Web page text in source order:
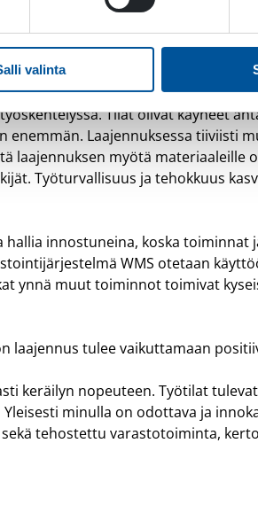
valinta
Tilat olivat käyneet
enemmän. Laajennuksessa tiiviisti
laajennuksen myötä materiaaleille
Työturvallisuus ja tehokkuus
innostuneina, koska toiminnat
WMS otetaan
ynnä muut toiminnot toimivat
laajennus tulee vaikuttamaan
keräilyn nopeuteen. Työtilat
minulla on odottava ja
tehostettu varastotoiminta,